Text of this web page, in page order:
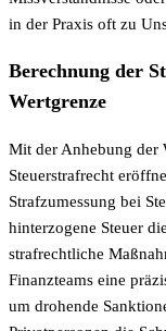
in der Praxis oft zu
Berechnung der
Wertgrenze
Mit der Anhebung der
Steuerstrafrecht
Strafzumessung bei
hinterzogene Steuer
strafrechtliche
Finanzteams eine
um drohende